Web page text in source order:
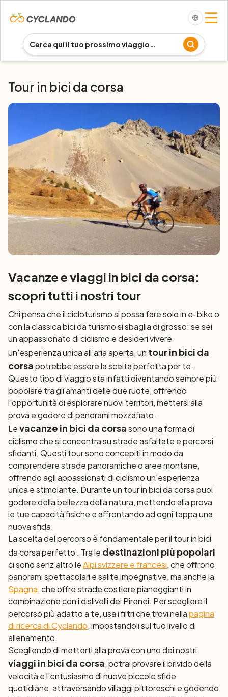
Tour in bici da corsa
Vacanze e viaggi in bici da corsa:
scopri tutti i nostri tour
Chi pensa che il cicloturismo si possa fare solo in e-bike o
con la classica bici da turismo si sbaglia di grosso: se sei
un appassionato di ciclismo e desideri vivere
un'esperienza unica all'aria aperta, un tour in bici da
corsapotrebbe essere la scelta perfetta per te.
Questo tipo di viaggio sta infatti diventando sempre più
popolare tra gli amanti delle due ruote, offrendo
l'opportunità di esplorare nuovi territori, mettersi alla
prova e godere di panorami mozzafiato.
Levacanze in bici da corsasono una forma di
ciclismo che si concentra su strade asfaltate e percorsi
sfidanti. Questi tour sono concepiti in modo da
comprendere strade panoramiche o aree montane,
offrendo agli appassionati di ciclismo un'esperienza
unica e stimolante. Durante un tour in bici da corsa puoi
godere della bellezza della natura, mettendo alla prova
le tue capacità fisiche e affrontando ad ogni tappa una
nuova sfida.
La scelta del percorso è fondamentale per il tour in bici
da corsa perfetto . Tra le destinazioni più popolari
ci sono senz'altro leAlpi svizzere e francesi, che offrono
panorami spettacolari e salite impegnative, ma anche la
Spagna, che offre strade costiere pianeggianti in
combinazione con i dislivelli dei Pirenei. Per scegliere il
percorso più adatto a te, usa i filtri che trovi nellapagina
di ricerca di Cyclando, impostandoli sul tuo livello di
allenamento.
Scegliendo di metterti alla prova con uno dei nostri
viaggi in bici da corsa, potrai provare il brivido della
velocità e l’entusiasmo di nuove piccole sfide
quotidiane, attraversando villaggi pittoreschi e godendo